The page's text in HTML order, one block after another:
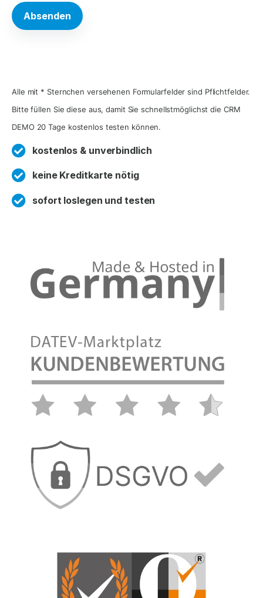
ti
v
:
Alle mit * Sternchen versehenen Formularfelder sind Pflichtfelder.
Bitte füllen Sie diese aus, damit Sie schnellstmöglichst die CRM
DEMO 20 Tage kostenlos testen können.
kostenlos & unverbindlich
keine Kreditkarte nötig
sofort loslegen und testen